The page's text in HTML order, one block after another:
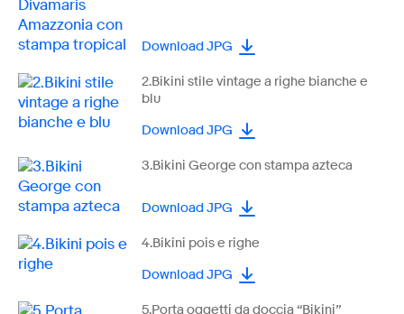
Download JPG
2.Bikini stile vintage a righe bianche e
blu
Download JPG
3.Bikini George con stampa azteca
Download JPG
4.Bikini pois e righe
Download JPG
5.Porta oggetti da doccia “Bikini”